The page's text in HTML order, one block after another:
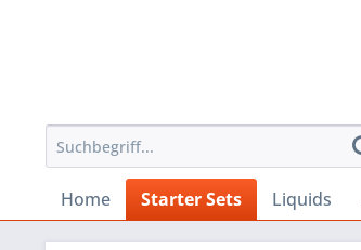
Home Starter Sets Liquids